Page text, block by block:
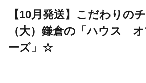
【10月発送】こだわりの
（大）鎌倉の「ハウス
ーズ」☆